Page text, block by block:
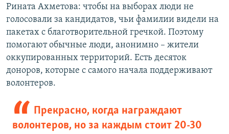
Рината Ахметова: чтобы на выборах люди не
голосовали за кандидатов, чьи фамилии видели на
пакетах с благотворительной гречкой. Поэтому
помогают обычные люди, анонимно – жители
оккупированных территорий. Есть десяток
доноров, которые с самого начала поддерживают
волонтеров.
Прекрасно, когда награждают
волонтеров, но за каждым стоит 20-30